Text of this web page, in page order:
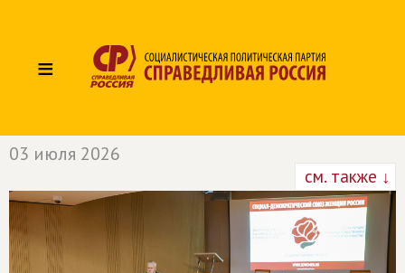
≡
03 июля 2026
см. также ↓